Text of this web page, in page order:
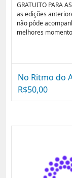
GRATUITO PARA
as edições
não pôde
melhores
No Ritmo do
R$50,00